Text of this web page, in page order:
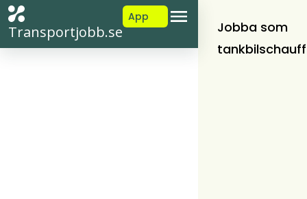
Transportjobb.se
App
Jobba som